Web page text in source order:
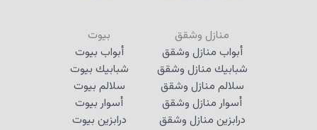
منازل وشقق
أبواب منازل وشقق
شبابيك منازل وشقق
سلالم منازل وشقق
أسوار منازل وشقق
درابزين منازل وشقق
بيوت
أبواب بيوت
شبابيك بيوت
سلالم بيوت
أسوار بيوت
درابزين بيوت